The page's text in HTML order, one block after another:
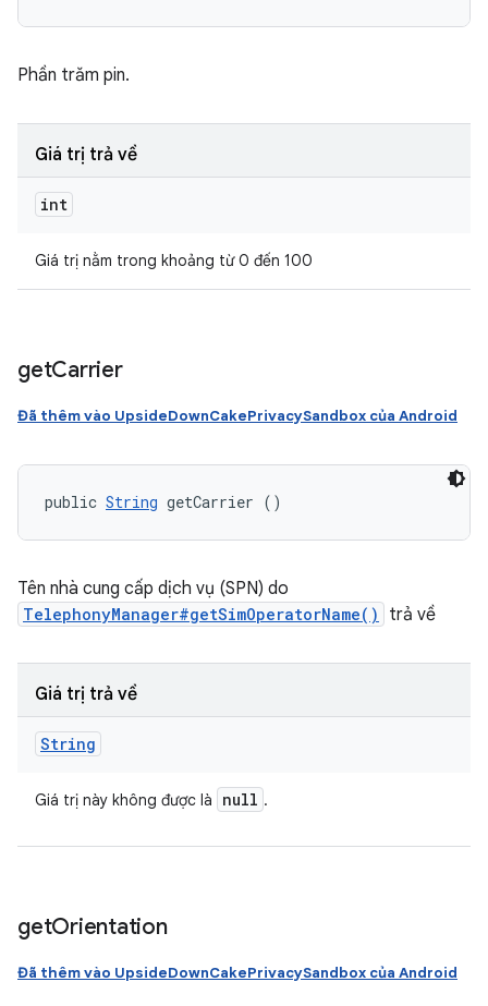
Phần trăm pin.
Giá trị trả về
int
Giá trị nằm trong khoảng từ 0 đến 100
getCarrier
Đã thêm vào UpsideDownCakePrivacySandbox của Android
public String getCarrier ()
Tên nhà cung cấp dịch vụ (SPN) do
TelephonyManager#getSimOperatorName() trả về
Giá trị trả về
String
Giá trị này không được là null .
getOrientation
Đã thêm vào UpsideDownCakePrivacySandbox của Android